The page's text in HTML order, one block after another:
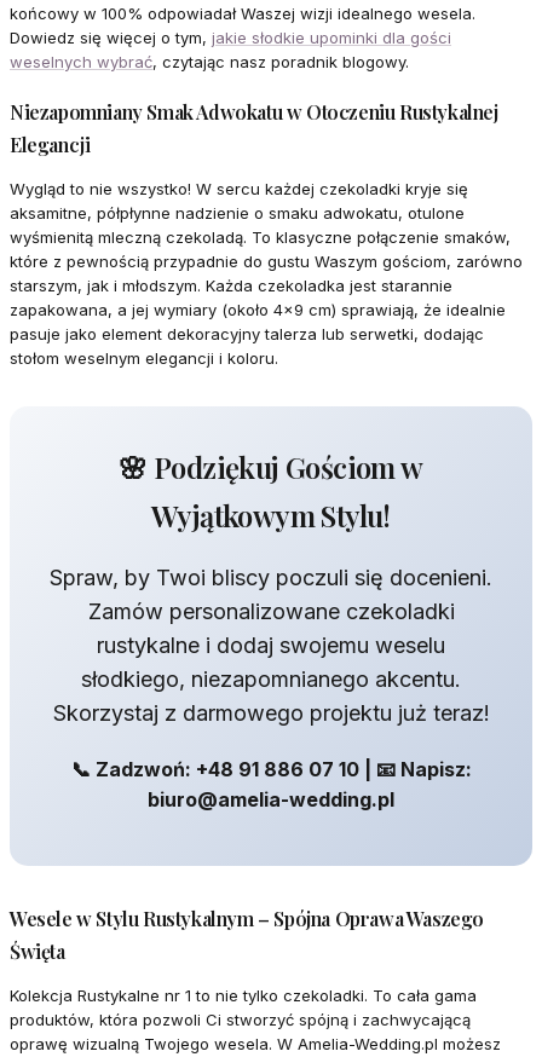
końcowy w 100% odpowiadał Waszej wizji idealnego wesela.
Dowiedz się więcej o tym, jakie słodkie upominki dla gości
weselnych wybrać, czytając nasz poradnik blogowy.
Niezapomniany Smak Adwokatu w Otoczeniu Rustykalnej
Elegancji
Wygląd to nie wszystko! W sercu każdej czekoladki kryje się
aksamitne, półpłynne nadzienie o smaku adwokatu, otulone
wyśmienitą mleczną czekoladą. To klasyczne połączenie smaków,
które z pewnością przypadnie do gustu Waszym gościom, zarówno
starszym, jak i młodszym. Każda czekoladka jest starannie
zapakowana, a jej wymiary (około 4x9 cm) sprawiają, że idealnie
pasuje jako element dekoracyjny talerza lub serwetki, dodając
stołom weselnym elegancji i koloru.
🌸 Podziękuj Gościom w
Wyjątkowym Stylu!
Spraw, by Twoi bliscy poczuli się docenieni.
Zamów personalizowane czekoladki
rustykalne i dodaj swojemu weselu
słodkiego, niezapomnianego akcentu.
Skorzystaj z darmowego projektu już teraz!
📞 Zadzwoń: +48 91 886 07 10 | 📧 Napisz:
biuro@amelia-wedding.pl
Wesele w Stylu Rustykalnym – Spójna Oprawa Waszego
Święta
Kolekcja Rustykalne nr 1 to nie tylko czekoladki. To cała gama
produktów, która pozwoli Ci stworzyć spójną i zachwycającą
oprawę wizualną Twojego wesela. W Amelia-Wedding.pl możesz